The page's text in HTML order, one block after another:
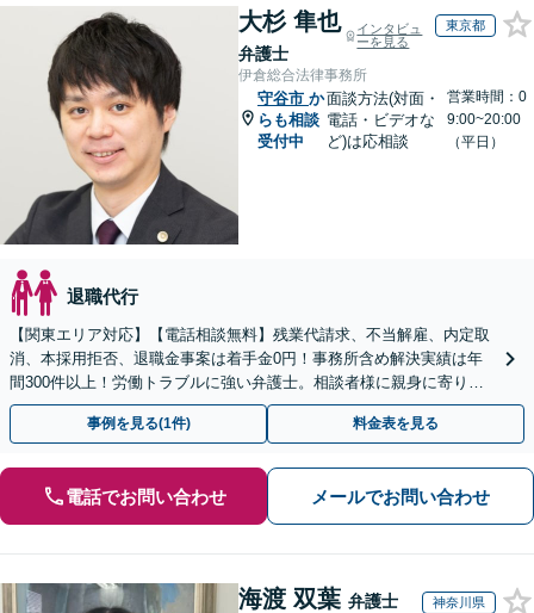
大杉 隼也
弁護士
インタビュ
ーを見る
東京都
伊倉総合法律事務所
守谷市 か
らも相談
受付中
面談方法(対面・
電話・ビデオな
ど)は応相談
営業時間：0
9:00~20:00
（平日）
退職代行
【関東エリア対応】【電話相談無料】残業代請求、不当解雇、内定取
消、本採用拒否、退職金事案は着手金0円！事務所含め解決実績は年
間300件以上！労働トラブルに強い弁護士。相談者様に親身に寄り添
い、ご納得のいただける解決を【休日・夜間相談OK】
事例を見る(1件) 料金表を見る
電話でお問い合わせ メールでお問い合わせ
海渡 双葉 弁護士 神奈川県